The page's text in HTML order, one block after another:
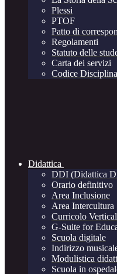
Plessi
PTOF
Patto di
Regolamenti
Statuto delle
Carta dei servizi
Codice
Didattica
DDI (Didattica
Orario definitivo
Area Inclusione
Area Intercultura
Curricolo
G-Suite for
Scuola digitale
Indirizzo
Modulistica
Scuola in